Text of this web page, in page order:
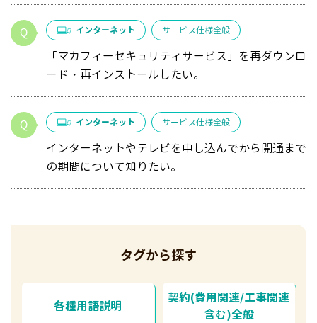
インターネット サービス仕様全般
「マカフィーセキュリティサービス」を再ダウンロ
ード・再インストールしたい。
インターネット サービス仕様全般
インターネットやテレビを申し込んでから開通まで
の期間について知りたい。
タグから探す
各種用語説明
契約(費用関連/工事関連
含む)全般